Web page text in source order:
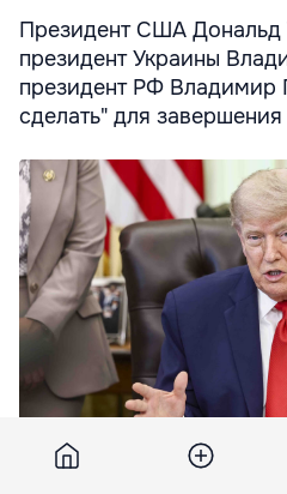
Президент США Дональд
президент Украины
президент РФ Владимир
сделать" для